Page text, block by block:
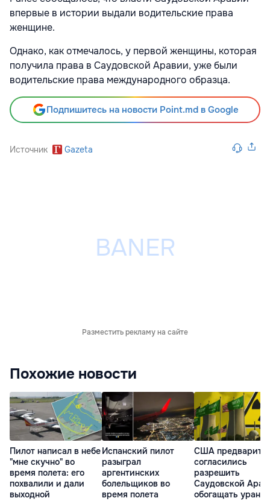
впервые в истории выдали водительские права
женщине.
Однако, как отмечалось, у первой женщины, которая
получила права в Саудовской Аравии, уже были
водительские права международного образца.
Подпишитесь на новости Point.md в Google
Источник Gazeta
Разместить рекламу на сайте
Похожие новости
Пилот написал в небе
"мне скучно" во
время полета: его
похвалили и дали
выходной
Испанский пилот
разыграл
аргентинских
болельщиков во
время полета
США
согласились
разрешить
Саудовской
обогащать уран